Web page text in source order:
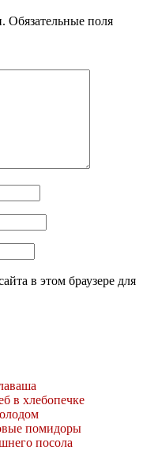
Обязательные поля
в этом браузере для
в хлебопечке
помидоры
посола